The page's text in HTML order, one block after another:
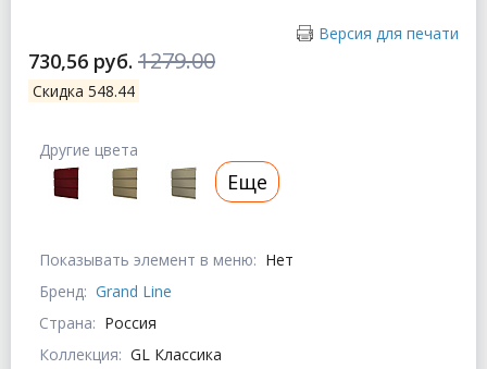
Версия для печати
730,56 руб. 1279.00
Скидка 548.44
Показывать элемент в меню: Нет
Бренд: Grand Line
Страна: Россия
Коллекция: GL Классика
Другие цвета
Еще